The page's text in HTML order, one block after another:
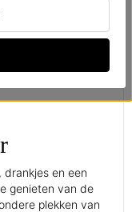
en een
genieten van de
plekken van